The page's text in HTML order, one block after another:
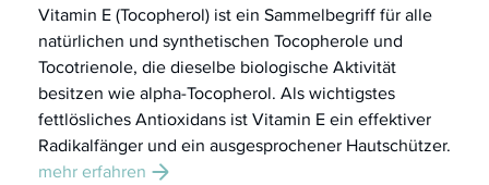
Vitamin E (Tocopherol) ist ein Sammelbegriff für alle
natürlichen und synthetischen Tocopherole und
Tocotrienole, die dieselbe biologische Aktivität
besitzen wie alpha-Tocopherol. Als wichtigstes
fettlösliches Antioxidans ist Vitamin E ein effektiver
Radikalfänger und ein ausgesprochener Hautschützer.
mehr erfahren